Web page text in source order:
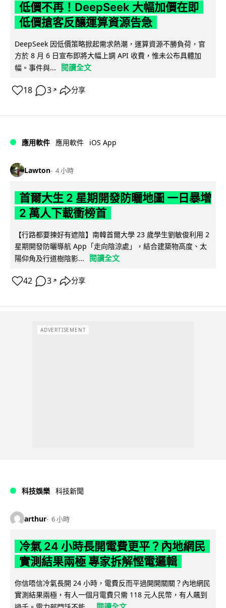
低價不再！DeepSeek 大幅加價在即
低價搶客反釀運算資源告急
DeepSeek 因低價策略掀起需求熱潮，運算資源不勝負荷，官
方於 8 月 6 日宣布即將大幅上調 API 收費，惟未公布具體加
幅。事件與...
閱讀全文
18 3 ↗ 分享
應用軟件 應用軟件 iOS App
Lawton 4 小時
首爾大生 2 星期開發防曬地圖 一日暴增
2 萬人下載衝榜首
【行路都要揀好有遮陰】南韓首爾大學 23 歲學生劉敏俊利用 2
星期開發防曬導航 App「走向陰涼處」，結合建築物高度、太
陽仰角及行道樹陰影...
閱讀全文
42 3 ↗ 分享
ADVERTISEMENT
科技娛樂 科技新聞
arthur 6 小時
冷氣 24 小時長開電費更平？內地網民
實測結果兩極 專家拆解慳電邏輯
你信唔信冷氣長開 24 小時，電費反而平過開開關關？內地網民
實測結果兩極，有人一個月電費只需 118 元人民幣，有人飆到